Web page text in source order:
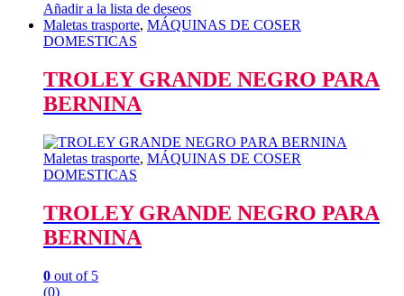
Añadir a la lista de deseos
Maletas trasporte, MÁQUINAS DE COSER
DOMESTICAS
TROLEY GRANDE NEGRO PARA
BERNINA
Maletas trasporte, MÁQUINAS DE COSER
DOMESTICAS
TROLEY GRANDE NEGRO PARA
BERNINA
0 out of 5
(0)